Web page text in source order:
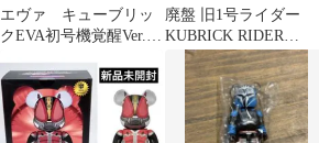
エヴァ キューブリッ
クEVA初号機覚醒Ver.
廃盤 旧1号ライダー
KUBRICK RIDER
CHIPS フィギュアセッ